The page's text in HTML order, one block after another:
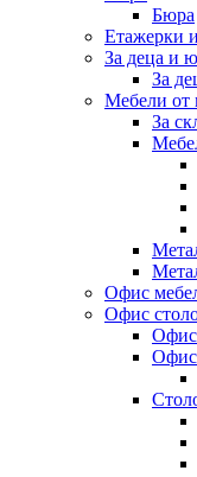
Бюра
Етажерки
За деца и
За
Мебели от
За
Офис
Офис
Офис
Офис